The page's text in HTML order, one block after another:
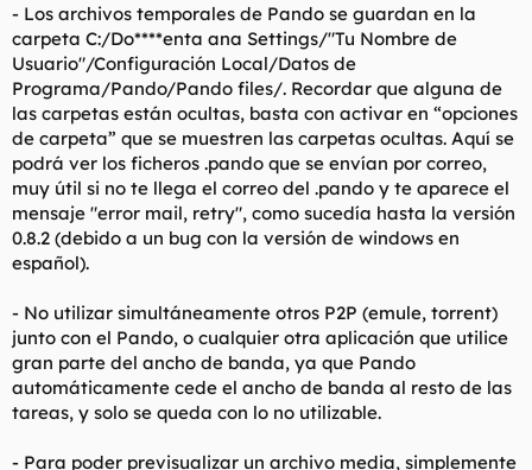
- Los archivos temporales de Pando se guardan en la
carpeta C:/Do****enta ana Settings/"Tu Nombre de
Usuario"/Configuración Local/Datos de
Programa/Pando/Pando files/. Recordar que alguna de
las carpetas están ocultas, basta con activar en “opciones
de carpeta” que se muestren las carpetas ocultas. Aquí se
podrá ver los ficheros .pando que se envían por correo,
muy útil si no te llega el correo del .pando y te aparece el
mensaje "error mail, retry", como sucedía hasta la versión
0.8.2 (debido a un bug con la versión de windows en
español).
- No utilizar simultáneamente otros P2P (emule, torrent)
junto con el Pando, o cualquier otra aplicación que utilice
gran parte del ancho de banda, ya que Pando
automáticamente cede el ancho de banda al resto de las
tareas, y solo se queda con lo no utilizable.
- Para poder previsualizar un archivo media, simplemente